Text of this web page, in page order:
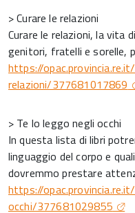
> Curare le relazioni
Curare le relazioni, la vita
genitori, fratelli e sorelle,
https://
relazioni/377681017869
> Te lo leggo negli occhi
In questa lista di libri
linguaggio del corpo e
dovremmo prestare
https://
occhi/377681029855